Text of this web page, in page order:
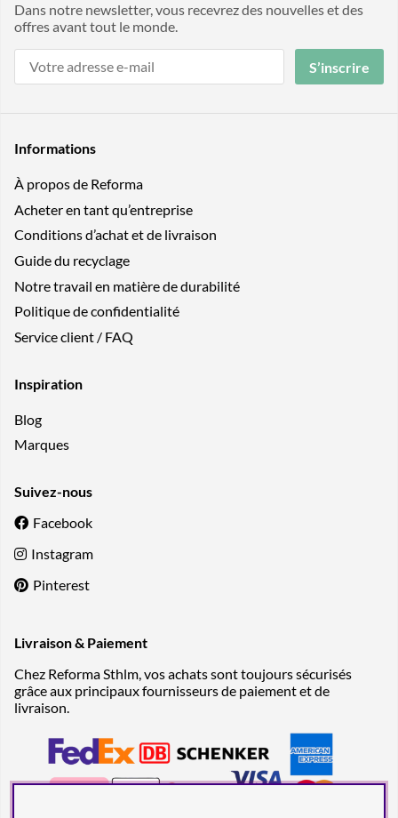
Dans notre newsletter, vous recevrez des nouvelles et des
offres avant tout le monde.
S’inscrire
Informations
À propos de Reforma
Acheter en tant qu’entreprise
Conditions d’achat et de livraison
Guide du recyclage
Notre travail en matière de durabilité
Politique de confidentialité
Service client / FAQ
Inspiration
Blog
Marques
Suivez-nous
Facebook
Instagram
Pinterest
Livraison & Paiement
Chez Reforma Sthlm, vos achats sont toujours sécurisés
grâce aux principaux fournisseurs de paiement et de
livraison.